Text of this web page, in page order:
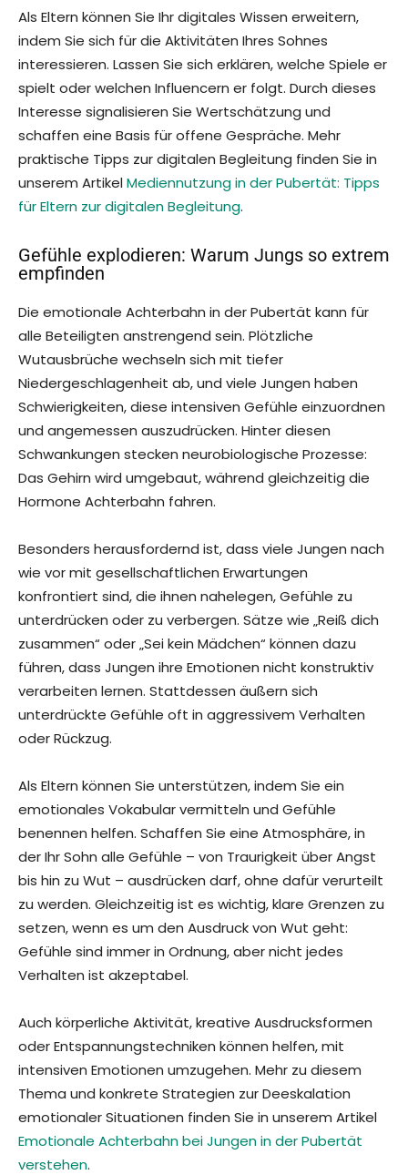
Als Eltern können Sie Ihr digitales Wissen erweitern,
indem Sie sich für die Aktivitäten Ihres Sohnes
interessieren. Lassen Sie sich erklären, welche Spiele er
spielt oder welchen Influencern er folgt. Durch dieses
Interesse signalisieren Sie Wertschätzung und
schaffen eine Basis für offene Gespräche. Mehr
praktische Tipps zur digitalen Begleitung finden Sie in
unserem ArtikelMediennutzung in der Pubertät: Tipps
für Eltern zur digitalen Begleitung.
Gefühle explodieren: Warum Jungs so extrem
empfinden
Die emotionale Achterbahn in der Pubertät kann für
alle Beteiligten anstrengend sein. Plötzliche
Wutausbrüche wechseln sich mit tiefer
Niedergeschlagenheit ab, und viele Jungen haben
Schwierigkeiten, diese intensiven Gefühle einzuordnen
und angemessen auszudrücken. Hinter diesen
Schwankungen stecken neurobiologische Prozesse:
Das Gehirn wird umgebaut, während gleichzeitig die
Hormone Achterbahn fahren.
Besonders herausfordernd ist, dass viele Jungen nach
wie vor mit gesellschaftlichen Erwartungen
konfrontiert sind, die ihnen nahelegen, Gefühle zu
unterdrücken oder zu verbergen. Sätze wie „Reiß dich
zusammen“ oder „Sei kein Mädchen“ können dazu
führen, dass Jungen ihre Emotionen nicht konstruktiv
verarbeiten lernen. Stattdessen äußern sich
unterdrückte Gefühle oft in aggressivem Verhalten
oder Rückzug.
Als Eltern können Sie unterstützen, indem Sie ein
emotionales Vokabular vermitteln und Gefühle
benennen helfen. Schaffen Sie eine Atmosphäre, in
der Ihr Sohn alle Gefühle – von Traurigkeit über Angst
bis hin zu Wut – ausdrücken darf, ohne dafür verurteilt
zu werden. Gleichzeitig ist es wichtig, klare Grenzen zu
setzen, wenn es um den Ausdruck von Wut geht:
Gefühle sind immer in Ordnung, aber nicht jedes
Verhalten ist akzeptabel.
Auch körperliche Aktivität, kreative Ausdrucksformen
oder Entspannungstechniken können helfen, mit
intensiven Emotionen umzugehen. Mehr zu diesem
Thema und konkrete Strategien zur Deeskalation
emotionaler Situationen finden Sie in unserem Artikel
Emotionale Achterbahn bei Jungen in der Pubertät
verstehen.